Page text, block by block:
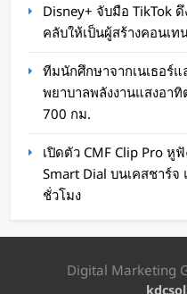
เปิดตัว CMF Clip
พร้อม Smart Dial บน
สูงสุด 32.5 ชั่วโมง
Disney+ จับมือ TikTok
คลับให้เป็นผู้สร้างคอนเท
ทีมนักศึกษาจากเนเธอร์แ
พยาบาลพลังงานแสงอา
700 กม.
เปิดตัว CMF Clip Pro
Smart Dial บนเคสชาร์จ
ชั่วโมง
Digital Marketing